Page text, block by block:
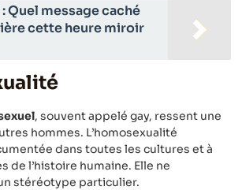
: Quel message caché
cette heure miroir
, souvent appelé gay, ressent une
hommes. L’homosexualité
dans toutes les cultures et à
de l’histoire humaine. Elle ne
stéréotype particulier.